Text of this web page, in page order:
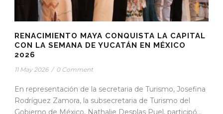
RENACIMIENTO MAYA CONQUISTA LA CAPITAL
CON LA SEMANA DE YUCATÁN EN MÉXICO
2026
11 May 2026 / 0 Comment
En representación de la secretaria de Turismo, Josefina
Rodríguez Zamora, la subsecretaria de Turismo del
Gobierno de México, Nathalie Desplas Puel, participó...